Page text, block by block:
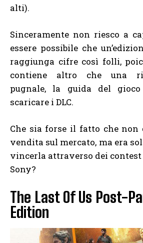
alti).
Sinceramente non riesco a
essere possibile che
raggiunga cifre così folli,
contiene altro che una
pugnale, la guida del
scaricare i DLC.
Che sia forse il fatto che non
vendita sul mercato, ma era
vincerla attraverso dei
Sony?
The Last Of Us Post-
Edition